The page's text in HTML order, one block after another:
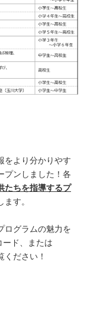
をより分かりやす
プンしました！各
たちを指導するプ
ます。
ログラムの魅力を
ード、または
ください！